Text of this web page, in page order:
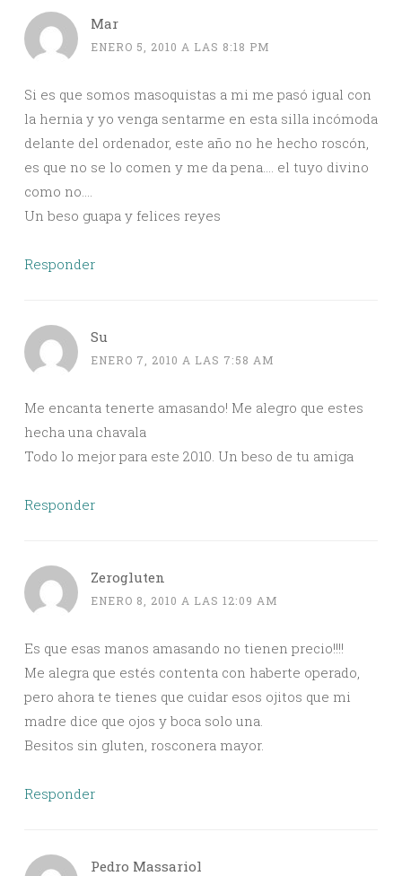
Mar
ENERO 5, 2010 A LAS 8:18 PM
Si es que somos masoquistas a mi me pasó igual con
la hernia y yo venga sentarme en esta silla incómoda
delante del ordenador, este año no he hecho roscón,
es que no se lo comen y me da pena…. el tuyo divino
como no….
Un beso guapa y felices reyes
Responder
Su
ENERO 7, 2010 A LAS 7:58 AM
Me encanta tenerte amasando! Me alegro que estes
hecha una chavala
Todo lo mejor para este 2010. Un beso de tu amiga
Responder
Zerogluten
ENERO 8, 2010 A LAS 12:09 AM
Es que esas manos amasando no tienen precio!!!!
Me alegra que estés contenta con haberte operado,
pero ahora te tienes que cuidar esos ojitos que mi
madre dice que ojos y boca solo una.
Besitos sin gluten, rosconera mayor.
Responder
Pedro Massariol